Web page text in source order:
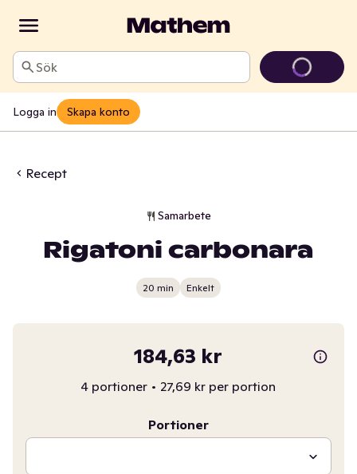
Sök
Logga in Skapa konto
Recept
Samarbete
Rigatoni carbonara
20 min Enkelt
184,63 kr
4 portioner • 27,69 kr per portion
Portioner